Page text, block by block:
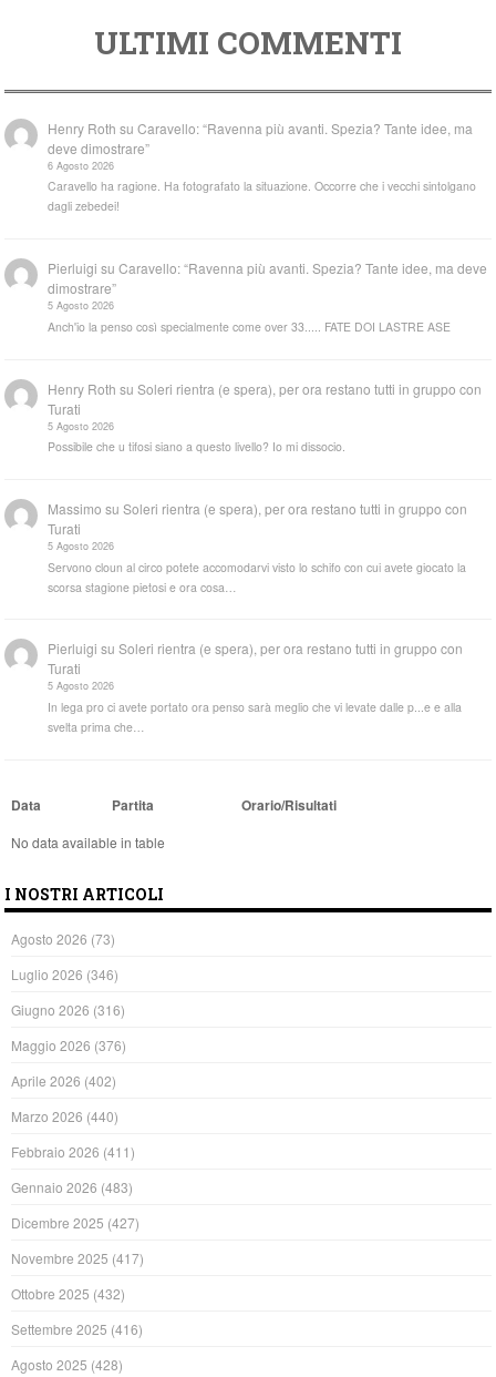
ULTIMI COMMENTI
Henry Roth suCaravello: “Ravenna più avanti. Spezia? Tante idee, ma
deve dimostrare”
6 Agosto 2026
Caravello ha ragione. Ha fotografato la situazione. Occorre che i vecchi sintolgano
dagli zebedei!
Pierluigi suCaravello: “Ravenna più avanti. Spezia? Tante idee, ma deve
dimostrare”
5 Agosto 2026
Anch'io la penso così specialmente come over 33..... FATE DOI LASTRE ASE
Henry Roth suSoleri rientra (e spera), per ora restano tutti in gruppo con
Turati
5 Agosto 2026
Possibile che u tifosi siano a questo livello? Io mi dissocio.
Massimo suSoleri rientra (e spera), per ora restano tutti in gruppo con
Turati
5 Agosto 2026
Servono cloun al circo potete accomodarvi visto lo schifo con cui avete giocato la
scorsa stagione pietosi e ora cosa…
Pierluigi suSoleri rientra (e spera), per ora restano tutti in gruppo con
Turati
5 Agosto 2026
In lega pro ci avete portato ora penso sarà meglio che vi levate dalle p...e e alla
svelta prima che…
Data Partita Orario/Risultati
No data available in table
I NOSTRI ARTICOLI
Agosto 2026 (73)
Luglio 2026 (346)
Giugno 2026 (316)
Maggio 2026 (376)
Aprile 2026 (402)
Marzo 2026 (440)
Febbraio 2026 (411)
Gennaio 2026 (483)
Dicembre 2025 (427)
Novembre 2025 (417)
Ottobre 2025 (432)
Settembre 2025 (416)
Agosto 2025 (428)